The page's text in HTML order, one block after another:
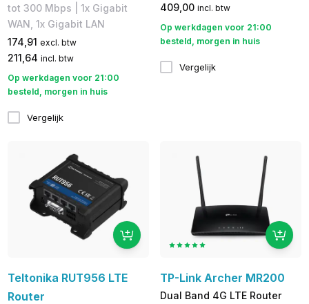
tot 300 Mbps | 1x Gigabit
WAN, 1x Gigabit LAN​
174,91 excl. btw
211,64 incl. btw
Op werkdagen voor 21:00
besteld, morgen in huis
Vergelijk
409,00 incl. btw
Op werkdagen voor 21:00
besteld, morgen in huis
Vergelijk
Teltonika RUT956 LTE
Router
TP-Link Archer MR200
Dual Band 4G LTE Router